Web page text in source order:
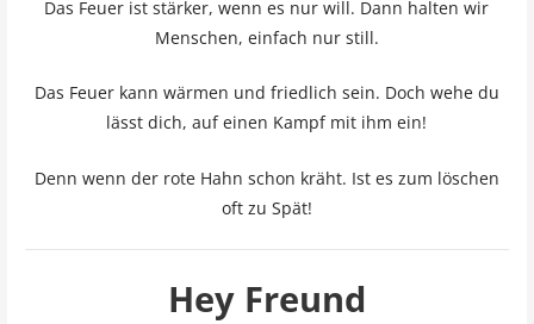
Das Feuer ist stärker, wenn es nur will. Dann halten wir
Menschen, einfach nur still.
Das Feuer kann wärmen und friedlich sein. Doch wehe du
lässt dich, auf einen Kampf mit ihm ein!
Denn wenn der rote Hahn schon kräht. Ist es zum löschen
oft zu Spät!
Hey Freund